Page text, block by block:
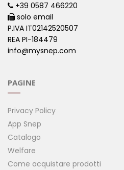
+39 0587 466220
solo email
P.IVA IT02142520507
REA PI-184479
info@mysnep.com
PAGINE
Privacy Policy
App Snep
Catalogo
Welfare
Come acquistare prodotti